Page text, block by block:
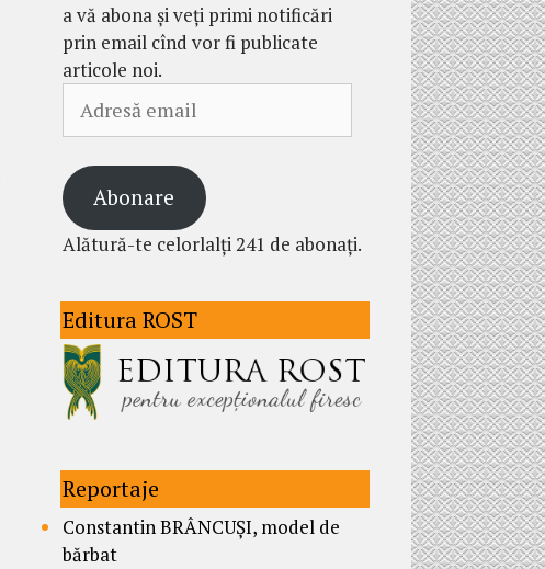
a vă abona și veți primi notificări
prin email cînd vor fi publicate
articole noi.
email
Abonare
Alătură-te celorlalți 241 de abonați.
Editura ROST
Reportaje
Constantin BRÂNCUȘI, model de
bărbat